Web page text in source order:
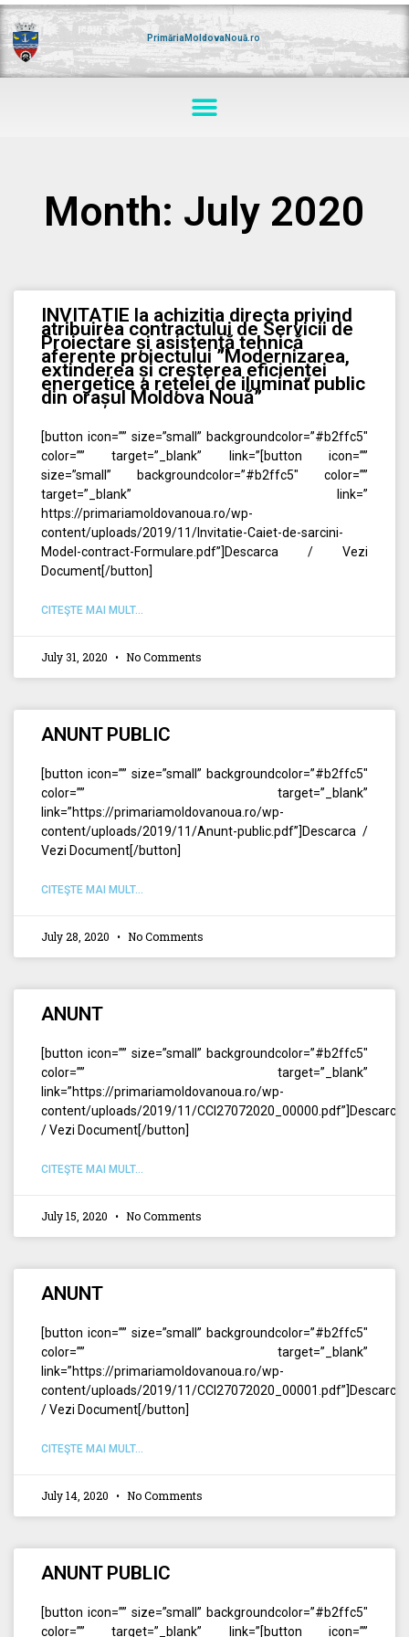
Skip
to
content
PrimăriaMoldovaNouă.ro
Menu
Month: July 2020
INVITAȚIE la achizitia directa privind
atribuirea contractului de Servicii de
Proiectare și asistență tehnică
aferente proiectului ”Modernizarea,
extinderea și creșterea eficienței
energetice a rețelei de iluminat public
din orașul Moldova Nouă”
[button icon=”” size=”small” backgroundcolor=”#b2ffc5″
color=”” target=”_blank” link=”[button icon=””
size=”small” backgroundcolor=”#b2ffc5″ color=””
target=”_blank” link=”
https://primariamoldovanoua.ro/wp-
content/uploads/2019/11/Invitatie-Caiet-de-sarcini-
Model-contract-Formulare.pdf”]Descarca / Vezi
Document[/button]
CITEŞTE MAI MULT...
July 31, 2020 No Comments
ANUNT PUBLIC
[button icon=”” size=”small” backgroundcolor=”#b2ffc5″
color=”” target=”_blank”
link=”https://primariamoldovanoua.ro/wp-
content/uploads/2019/11/Anunt-public.pdf”]Descarca /
Vezi Document[/button]
CITEŞTE MAI MULT...
July 28, 2020 No Comments
ANUNT
[button icon=”” size=”small” backgroundcolor=”#b2ffc5″
color=”” target=”_blank”
link=”https://primariamoldovanoua.ro/wp-
content/uploads/2019/11/CCI27072020_00000.pdf”]Descarca
/ Vezi Document[/button]
CITEŞTE MAI MULT...
July 15, 2020 No Comments
ANUNT
[button icon=”” size=”small” backgroundcolor=”#b2ffc5″
color=”” target=”_blank”
link=”https://primariamoldovanoua.ro/wp-
content/uploads/2019/11/CCI27072020_00001.pdf”]Descarca
/ Vezi Document[/button]
CITEŞTE MAI MULT...
July 14, 2020 No Comments
ANUNT PUBLIC
[button icon=”” size=”small” backgroundcolor=”#b2ffc5″
color=”” target=”_blank” link=”[button icon=””